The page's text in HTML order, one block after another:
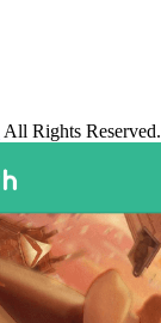
All Rights Reserved.